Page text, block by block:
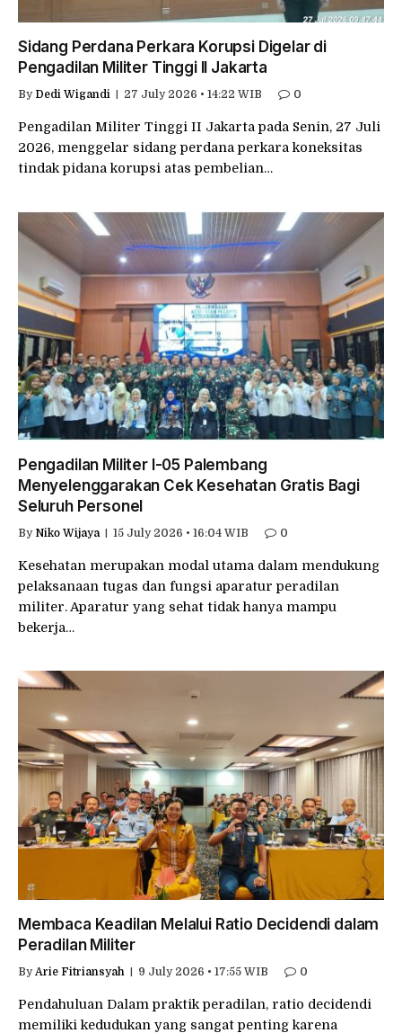
Sidang Perdana Perkara Korupsi Digelar di
Pengadilan Militer Tinggi II Jakarta
By Dedi Wigandi 27 July 2026 • 14:22 WIB 0
Pengadilan Militer Tinggi II Jakarta pada Senin, 27 Juli
2026, menggelar sidang perdana perkara koneksitas
tindak pidana korupsi atas pembelian…
Pengadilan Militer I-05 Palembang
Menyelenggarakan Cek Kesehatan Gratis Bagi
Seluruh Personel
By Niko Wijaya 15 July 2026 • 16:04 WIB 0
Kesehatan merupakan modal utama dalam mendukung
pelaksanaan tugas dan fungsi aparatur peradilan
militer. Aparatur yang sehat tidak hanya mampu
bekerja…
Membaca Keadilan Melalui Ratio Decidendi dalam
Peradilan Militer
By Arie Fitriansyah 9 July 2026 • 17:55 WIB 0
Pendahuluan Dalam praktik peradilan, ratio decidendi
memiliki kedudukan yang sangat penting karena